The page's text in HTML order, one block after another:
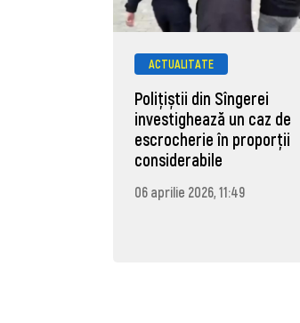
ACTUALITATE
Polițiștii din Sîngerei
investighează un caz de
escrocherie în proporții
considerabile
06 aprilie 2026, 11:49